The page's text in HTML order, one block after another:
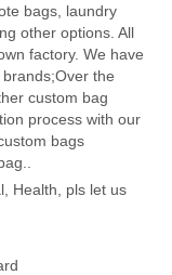
bags, laundry
other options. All
factory. We have
the
custom bag
process with our
bags
Health, pls let us